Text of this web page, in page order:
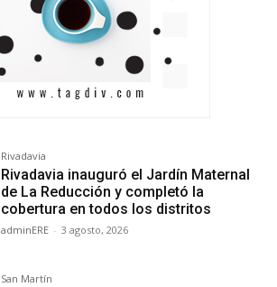
Rivadavia
Rivadavia inauguró el Jardín Maternal
de La Reducción y completó la
cobertura en todos los distritos
adminERE - 3 agosto, 2026
San Martín